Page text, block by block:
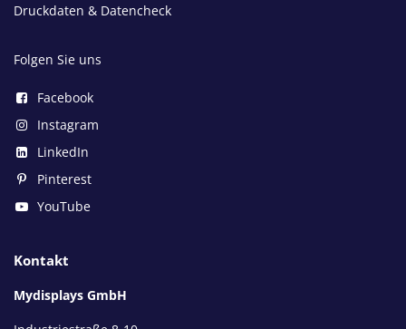
Druckdaten & Datencheck
Folgen Sie uns
Facebook
Instagram
LinkedIn
Pinterest
YouTube
Kontakt
Mydisplays GmbH